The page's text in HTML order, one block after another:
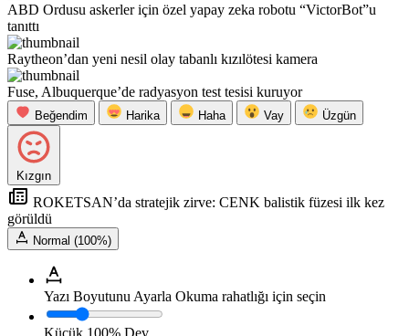
ABD Ordusu askerler için özel yapay zeka robotu “VictorBot”u
tanıttı
Raytheon’dan yeni nesil olay tabanlı kızılötesi kamera
Fuse, Albuquerque’de radyasyon test tesisi kuruyor
Beğendim Harika Haha Vay Üzgün
Kızgın
ROKETSAN’da stratejik zirve: CENK balistik füzesi ilk kez
görüldü
Normal (100%)
Yazı Boyutunu Ayarla Okuma rahatlığı için seçin